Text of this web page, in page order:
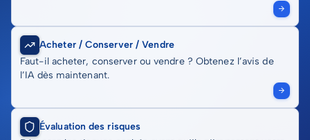
Acheter / Conserver / Vendre
Faut-il acheter, conserver ou vendre ? Obtenez l’avis de
l’IA dès maintenant.
Évaluation des risques